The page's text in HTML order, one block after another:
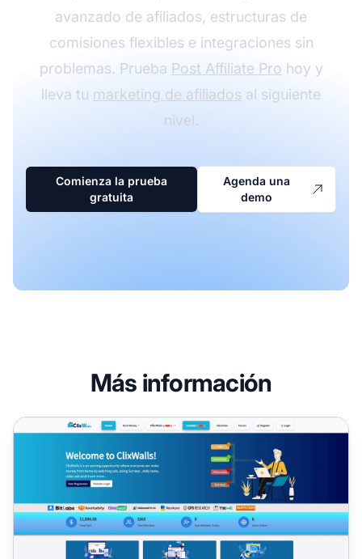
avanzado de afiliados, estructuras de
comisiones flexibles e integraciones sin
problemas. Prueba Post Affiliate Pro hoy y
lleva tu marketing de afiliados al siguiente
nivel.
Comienza la prueba
gratuita
Agenda una
demo
Más información
Programa de Afiliados de ClixWall